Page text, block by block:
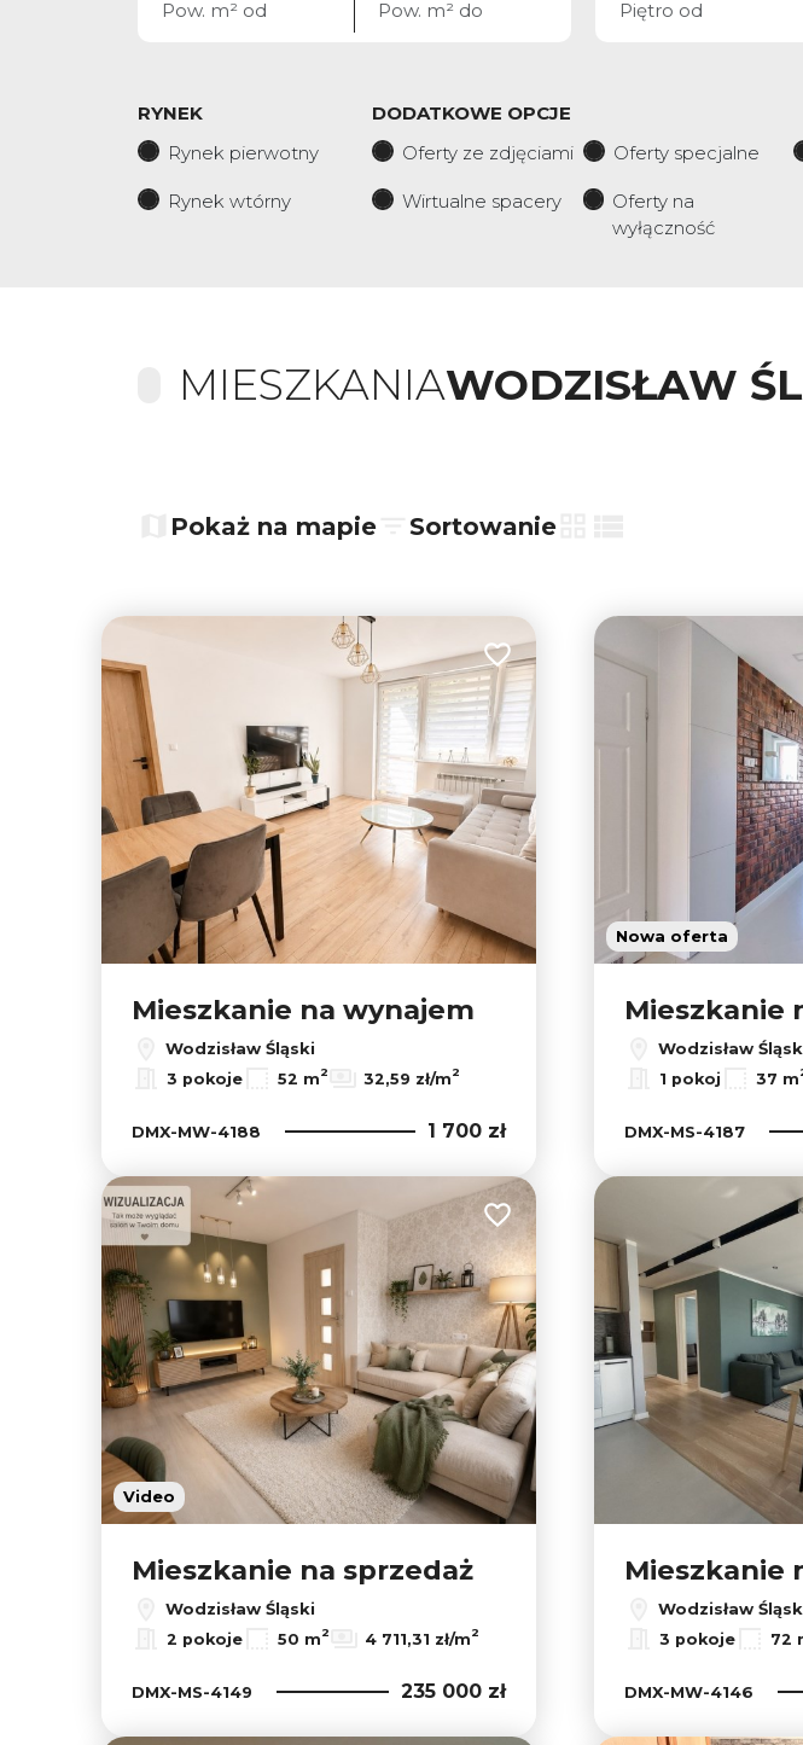
RYNEK
Rynek pierwotny
Rynek wtórny
DODATKOWE OPCJE
Oferty ze zdjęciami
Oferty specjalne
Wirtualne spacery
Oferty na
wyłączność
MIESZKANIAWODZISŁAW
−
Pokaż na mapie Sortowanie
Dodaj do ulubionych
Mieszkanie na wynajem
Wodzisław Śląski
3 pokoje 52 m2 32,59 zł/m2
DMX-MW-4188 1 700 zł
Nowa oferta
Mieszkanie
Wodzisław
1 pokoj 37 m
DMX-MS-4187
Video
Dodaj do ulubionych
Mieszkanie na sprzedaż
Wodzisław Śląski
2 pokoje 50 m2 4 711,31 zł/m2
DMX-MS-4149 235 000 zł
Mieszkanie
Wodzisław
3 pokoje 72
DMX-MW-4146